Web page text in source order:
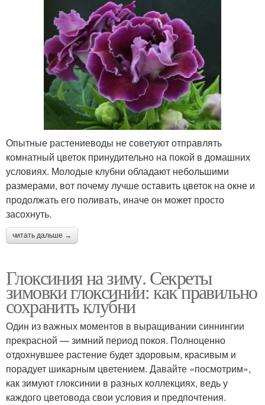
Опытные растениеводы не советуют отправлять
комнатный цветок принудительно на покой в домашних
условиях. Молодые клубни обладают небольшими
размерами, вот почему лучше оставить цветок на окне и
продолжать его поливать, иначе он может просто
засохнуть.
читать дальше →
Глоксиния на зиму. Секреты
зимовки глоксинии: как правильно
сохранить клубни
Один из важных моментов в выращивании синнингии
прекрасной — зимний период покоя. Полноценно
отдохнувшее растение будет здоровым, красивым и
порадует шикарным цветением. Давайте «посмотрим»,
как зимуют глоксинии в разных коллекциях, ведь у
каждого цветовода свои условия и предпочтения.